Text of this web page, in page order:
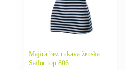
Majica bez rukava ženska
Sailor top 806